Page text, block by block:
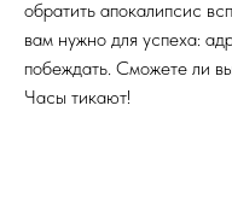
обратить апокалипсис
вам нужно для успеха:
побеждать. Сможете ли
Часы тикают!